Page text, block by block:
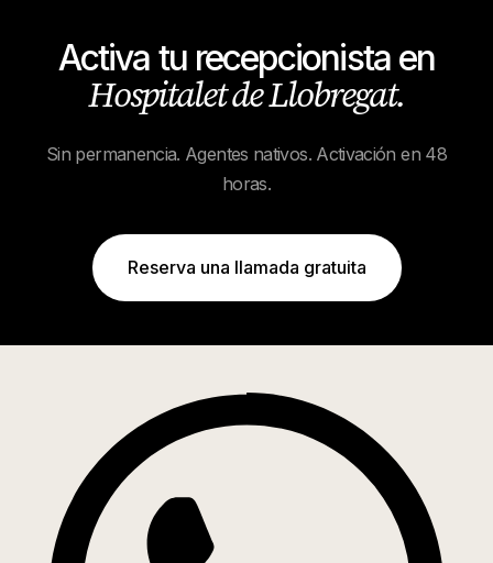
Activa tu recepcionista en
Hospitalet de Llobregat.
Sin permanencia. Agentes nativos. Activación en 48
horas.
Reserva una llamada gratuita